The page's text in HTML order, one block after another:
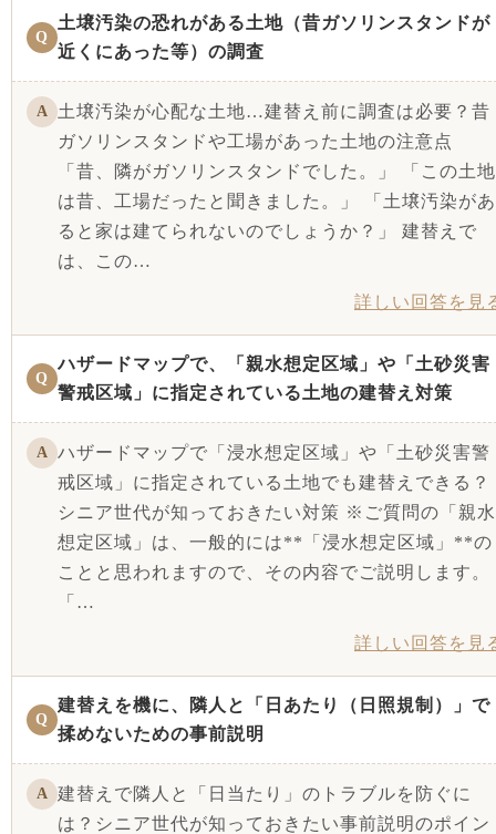
Q
土壌汚染の恐れがある土地（昔ガソリンスタンドが
近くにあった等）の調査
A
土壌汚染が心配な土地…建替え前に調査は必要？昔
ガソリンスタンドや工場があった土地の注意点
「昔、隣がガソリンスタンドでした。」 「この土地
は昔、工場だったと聞きました。」 「土壌汚染があ
ると家は建てられないのでしょうか？」 建替えで
は、この…
詳しい回答を見
Q
ハザードマップで、「親水想定区域」や「土砂災害
警戒区域」に指定されている土地の建替え対策
A ハザードマップで「浸水想定区域」や「土砂災害警
戒区域」に指定されている土地でも建替えできる？
シニア世代が知っておきたい対策 ※ご質問の「親水
想定区域」は、一般的には**「浸水想定区域」**の
ことと思われますので、その内容でご説明します。
「…
詳しい回答を見
Q
建替えを機に、隣人と「日あたり（日照規制）」で
揉めないための事前説明
A 建替えで隣人と「日当たり」のトラブルを防ぐに
は？シニア世代が知っておきたい事前説明のポイン